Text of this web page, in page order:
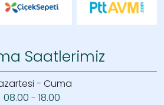
Saatlerimiz
- Cuma
08.00 - 18.00